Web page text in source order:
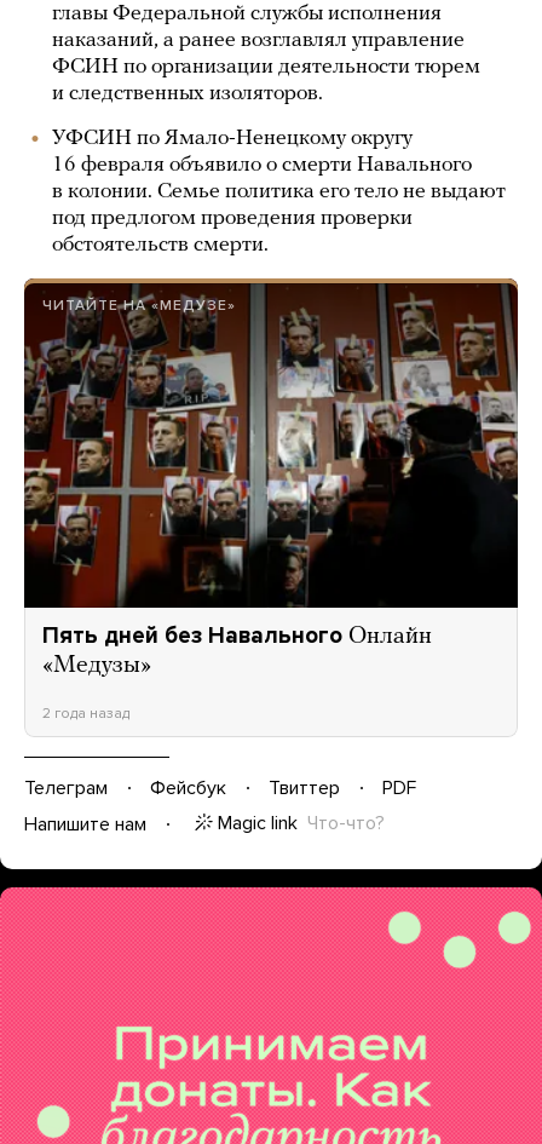
главы Федеральной службы исполнения
наказаний, а ранее возглавлял управление
ФСИН по организации деятельности тюрем
и следственных изоляторов.
УФСИН по Ямало-Ненецкому округу
16 февраля объявило о смерти Навального
в колонии. Семье политика его тело не выдают
под предлогом проведения проверки
обстоятельств смерти.
ЧИТАЙТЕ НА «МЕДУЗЕ»
Пять дней без Навального Онлайн
«Медузы»
2 года назад
Телеграм Фейсбук Твиттер
PDF
Напишите нам
Magic link Что-что?